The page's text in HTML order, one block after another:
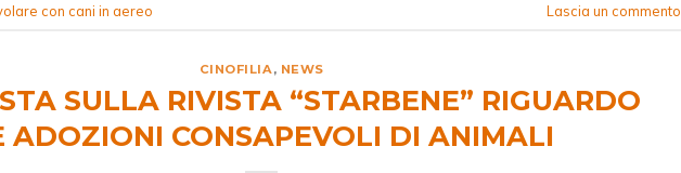
con cani in aereo Lascia un commento
CINOFILIA, NEWS
SULLA RIVISTA “STARBENE” RIGUARDO
ADOZIONI CONSAPEVOLI DI ANIMALI